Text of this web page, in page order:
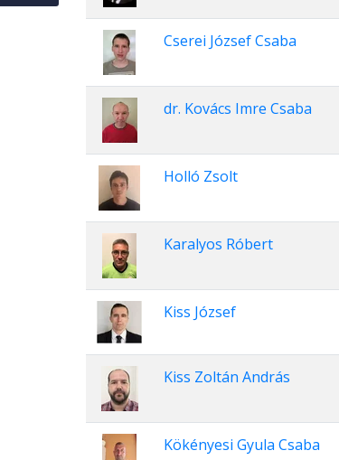
Cserei József Csaba
dr. Kovács Imre Csaba
Holló Zsolt
Karalyos Róbert
Kiss József
Kiss Zoltán András
Kökényesi Gyula Csaba